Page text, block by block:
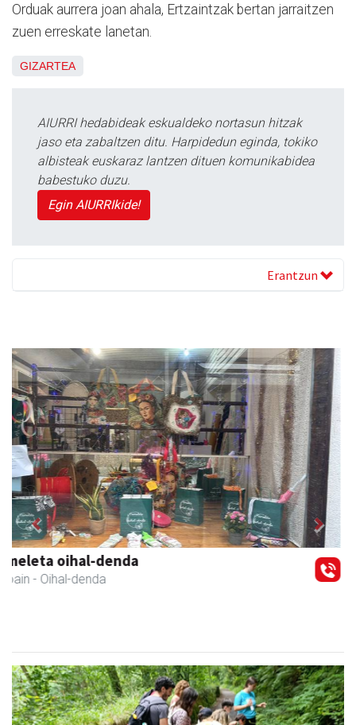
Orduak aurrera joan ahala, Ertzaintzak bertan jarraitzen
zuen erreskate lanetan.
GIZARTEA
AIURRI hedabideak eskualdeko nortasun hitzak
jaso eta zabaltzen ditu. Harpidedun eginda, tokiko
albisteak euskaraz lantzen dituen komunikabidea
babestuko duzu.
Egin AIURRIkide!
Erantzun
Txindoki taberna
Andoain -
Previous Next